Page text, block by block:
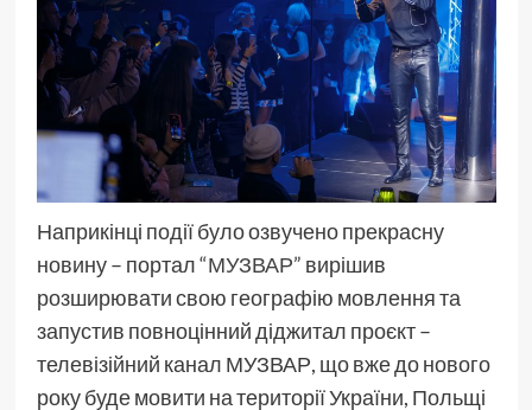
Наприкінці події було озвучено прекрасну
новину – портал“МУЗВАР” вирішив
розширювати свою географію мовлення та
запустив повноцінний діджитал проєкт –
телевізійний канал МУЗВАР, що вже до нового
року буде мовити на території України, Польщі